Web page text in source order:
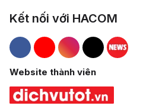
Kết nối với HACOM
Hacom Facebook
Hacom YouTube
Hacom Instagram
Hacom TikTok
Website thành viên